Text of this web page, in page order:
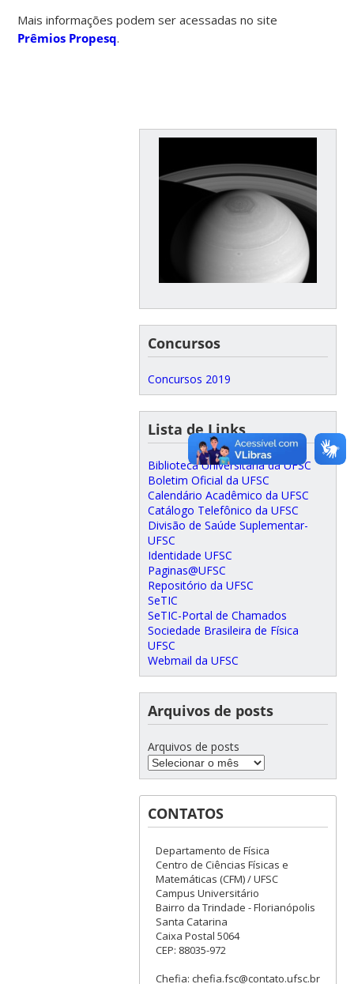
Mais informações podem ser acessadas no site
Prêmios Propesq.
Concursos
Concursos 2019
Lista de Links
Biblioteca Universitária da UFSC
Boletim Oficial da UFSC
Calendário Acadêmico da UFSC
Catálogo Telefônico da UFSC
Divisão de Saúde Suplementar-
UFSC
Identidade UFSC
Paginas@UFSC
Repositório da UFSC
SeTIC
SeTIC-Portal de Chamados
Sociedade Brasileira de Física
UFSC
Webmail da UFSC
Arquivos de posts
Arquivos de posts
CONTATOS
Departamento de Física
Centro de Ciências Físicas e
Matemáticas (CFM) / UFSC
Campus Universitário
Bairro da Trindade - Florianópolis
Santa Catarina
Caixa Postal 5064
CEP: 88035-972
Chefia: chefia.fsc@contato.ufsc.br